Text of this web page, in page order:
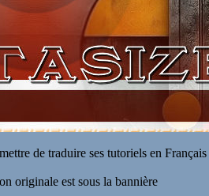
de traduire ses tutoriels en Français
originale est sous la bannière